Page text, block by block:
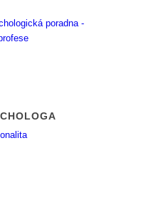
poradna -